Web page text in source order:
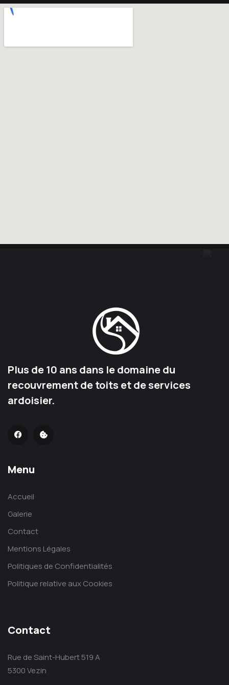
Plus de 10 ans dans le domaine du
recouvrement de toits et de services
ardoisier.
Menu
Accueil
Galerie
Contact
Mentions Légales
Politiques de Confidentialités
Politique relative aux Cookies
Contact
Rue de Saint-Hubert 519 A
5300 Vezin